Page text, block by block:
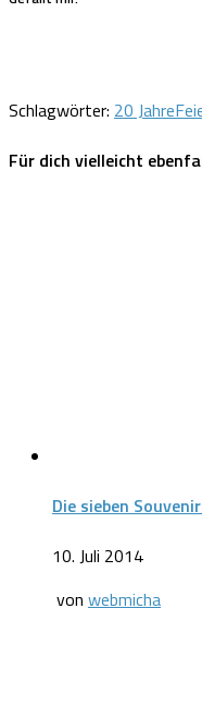
Schlagwörter: 20 Jahre
Für dich vielleicht
Die sieben
10. Juli 2014
von webmicha